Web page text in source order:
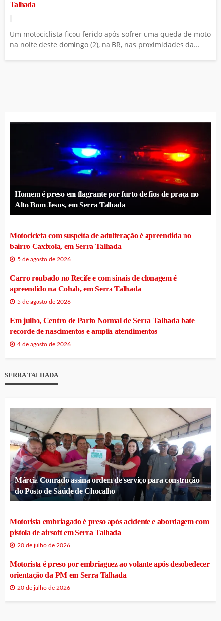
Talhada
Um motociclista ficou ferido após sofrer uma queda de moto
na noite deste domingo (2), na BR, nas proximidades da...
Homem é preso em flagrante por furto de fios de praça no
Alto Bom Jesus, em Serra Talhada
Motocicleta com suspeita de adulteração é apreendida no
bairro Caxixola, em Serra Talhada
5 de agosto de 2026
Carro roubado no Recife e com sinais de clonagem é
apreendido na Cohab, em Serra Talhada
5 de agosto de 2026
Em julho, Centro de Parto Normal de Serra Talhada bate
recorde de nascimentos e amplia atendimentos
4 de agosto de 2026
SERRA TALHADA
Márcia Conrado assina ordem de serviço para construção
do Posto de Saúde de Chocalho
Motorista embriagado é preso após acidente e abordagem com
pistola de airsoft em Serra Talhada
20 de julho de 2026
Motorista é preso por embriaguez ao volante após desobedecer
orientação da PM em Serra Talhada
20 de julho de 2026